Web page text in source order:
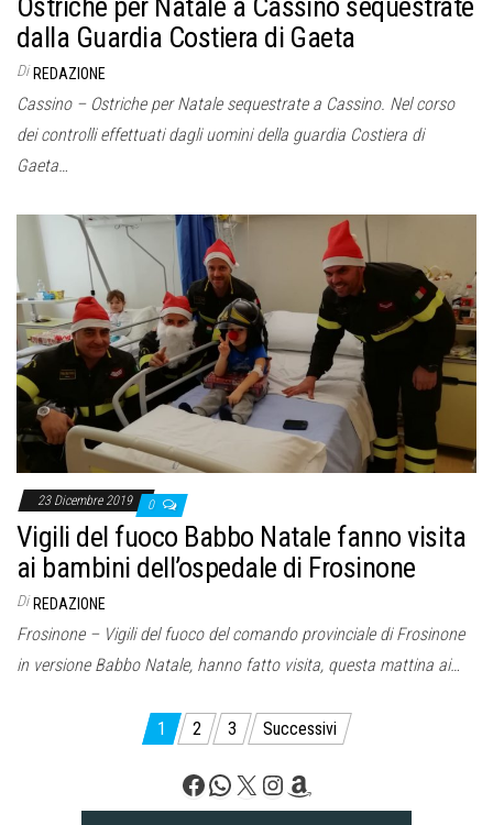
Ostriche per Natale a Cassino sequestrate
dalla Guardia Costiera di Gaeta
Di REDAZIONE
Cassino – Ostriche per Natale sequestrate a Cassino. Nel corso
dei controlli effettuati dagli uomini della guardia Costiera di
Gaeta…
23 Dicembre 2019 0
Vigili del fuoco Babbo Natale fanno visita
ai bambini dell’ospedale di Frosinone
Di REDAZIONE
Frosinone – Vigili del fuoco del comando provinciale di Frosinone
in versione Babbo Natale, hanno fatto visita, questa mattina ai…
Paginazione
articoli
1 2 3 Successivi
Facebook
WhatsApp
X Instagram
Amazon